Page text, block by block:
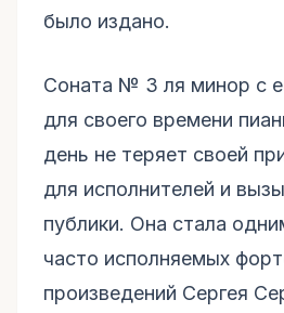
было издано.
Соната № 3 ля минор с
для своего времени
день не теряет своей
для исполнителей и
публики. Она стала
часто исполняемых
произведений Сергея